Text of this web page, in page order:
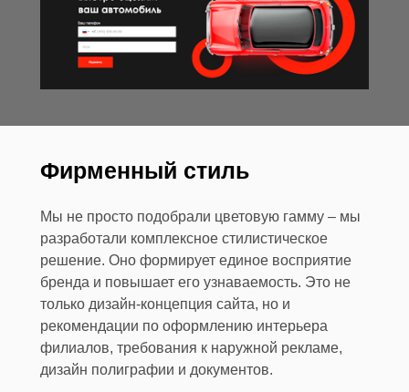
Мы не просто подобрали цветовую гамму – мы
разработали комплексное стилистическое
решение. Оно формирует единое восприятие
бренда и повышает его узнаваемость. Это не
только дизайн-концепция сайта, но и
рекомендации по оформлению интерьера
филиалов, требования к наружной рекламе,
дизайн полиграфии и документов.
Фирменный стиль